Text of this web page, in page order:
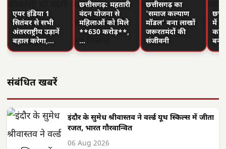
एयर इंडिया 1
सितंबर से सभी
अंतरराष्ट्रीय उड़ानें
बहाल करेगा,…
छत्तीसगढ़: महतारी
वंदन योजना से
महिलाओं को मिले
**630 करोड़**,
…
छत्तीसगढ़ का
'समाज कल्याण
मॉडल' बना लाखों
जरूरतमंदों की
संजीवनी
में
का
संबंधित खबरें
इंदौर के सुमेध श्रीवास्तव ने वर्ल्ड यूथ स्किल्स में जीता
रजत, भारत गौरवान्वित
06 Aug 2026